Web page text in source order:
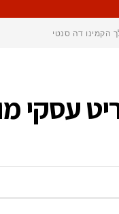
עסקי